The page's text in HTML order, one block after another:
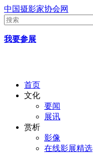
中国摄影家协会网
我要参展
首页
文化
要闻
展讯
赏析
影像
在线影展精选